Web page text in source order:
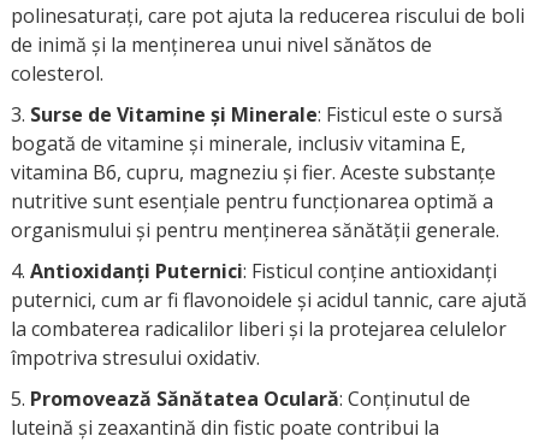
polinesaturați, care pot ajuta la reducerea riscului de boli
de inimă și la menținerea unui nivel sănătos de
colesterol.
Surse de Vitamine și Minerale: Fisticul este o sursă
bogată de vitamine și minerale, inclusiv vitamina E,
vitamina B6, cupru, magneziu și fier. Aceste substanțe
nutritive sunt esențiale pentru funcționarea optimă a
organismului și pentru menținerea sănătății generale.
Antioxidanți Puternici: Fisticul conține antioxidanți
puternici, cum ar fi flavonoidele și acidul tannic, care ajută
la combaterea radicalilor liberi și la protejarea celulelor
împotriva stresului oxidativ.
Promovează Sănătatea Oculară: Conținutul de
luteină și zeaxantină din fistic poate contribui la